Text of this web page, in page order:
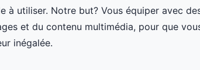
à utiliser. Notre but? Vous équiper avec
et du contenu multimédia, pour que
inégalée.